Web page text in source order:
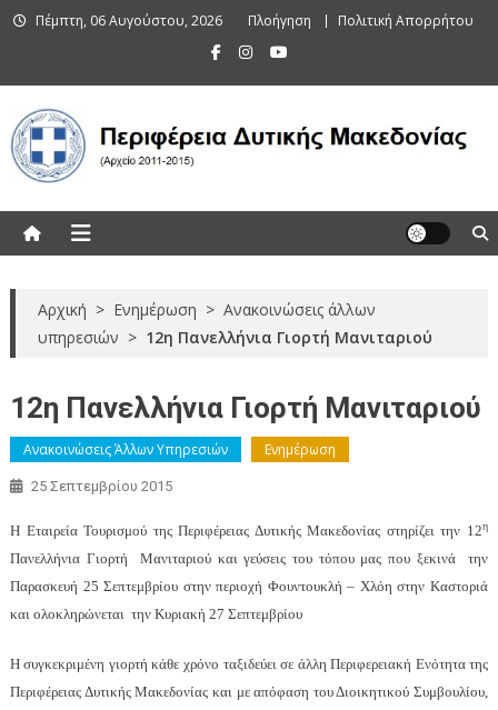
Skip Πέμπτη, 06 Αυγούστου, 2026 Πλοήγηση Πολιτική Απορρήτου
Αρχική > Ενημέρωση > Ανακοινώσεις άλλων
υπηρεσιών > 12η Πανελλήνια Γιορτή Μανιταριού
12η Πανελλήνια Γιορτή Μανιταριού
Ανακοινώσεις Άλλων Υπηρεσιών Ενημέρωση
25 Σεπτεμβρίου 2015
Η Εταιρεία Τουρισμού της Περιφέρειας Δυτικής Μακεδονίας στηρίζει την 12η
Πανελλήνια Γιορτή Μανιταριού και γεύσεις του τόπου μας που ξεκινά την
Παρασκευή 25 Σεπτεμβρίου στην περιοχή Φουντουκλή – Χλόη στην Καστοριά
και ολοκληρώνεται την Κυριακή 27 Σεπτεμβρίου
Η συγκεκριμένη γιορτή κάθε χρόνο ταξιδεύει σε άλλη Περιφερειακή Ενότητα της
Περιφέρειας Δυτικής Μακεδονίας και με απόφαση του Διοικητικού Συμβουλίου,